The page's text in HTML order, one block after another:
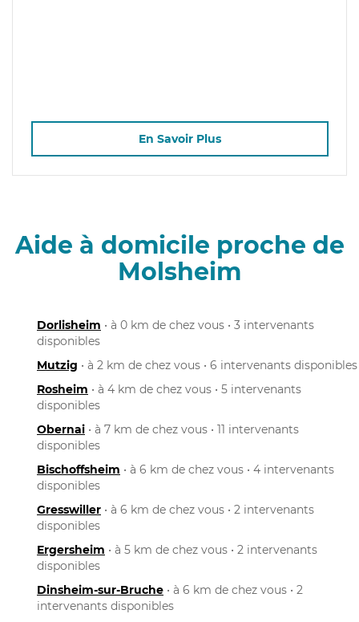
En Savoir Plus
Aide à domicile proche de
Molsheim
Dorlisheim • à 0 km de chez vous • 3 intervenants
disponibles
Mutzig • à 2 km de chez vous • 6 intervenants disponibles
Rosheim • à 4 km de chez vous • 5 intervenants
disponibles
Obernai • à 7 km de chez vous • 11 intervenants
disponibles
Bischoffsheim • à 6 km de chez vous • 4 intervenants
disponibles
Gresswiller • à 6 km de chez vous • 2 intervenants
disponibles
Ergersheim • à 5 km de chez vous • 2 intervenants
disponibles
Dinsheim-sur-Bruche • à 6 km de chez vous • 2
intervenants disponibles